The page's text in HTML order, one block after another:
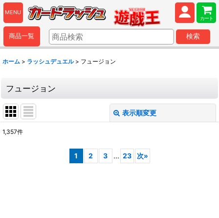
MENU
カート
商品一覧 検索
ホーム > ラッシュデュエル > フュージョン
フュージョン
表示順変更
1,357件
1 2 3 ... 23 次»